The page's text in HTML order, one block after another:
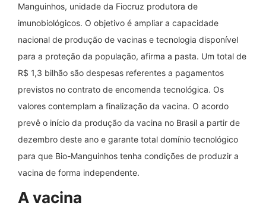
Manguinhos, unidade da Fiocruz produtora de
imunobiológicos. O objetivo é ampliar a capacidade
nacional de produção de vacinas e tecnologia disponível
para a proteção da população, afirma a pasta. Um total de
R$ 1,3 bilhão são despesas referentes a pagamentos
previstos no contrato de encomenda tecnológica. Os
valores contemplam a finalização da vacina. O acordo
prevê o início da produção da vacina no Brasil a partir de
dezembro deste ano e garante total domínio tecnológico
para que Bio-Manguinhos tenha condições de produzir a
vacina de forma independente.
A vacina